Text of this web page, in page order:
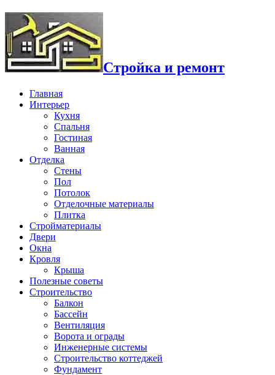
Стройка и ремонт
Главная
Интерьер
Кухня
Спальня
Гостиная
Ванная
Отделка
Стены
Пол
Потолок
Отделочные материалы
Плитка
Стройматериалы
Двери
Окна
Кровля
Крыша
Полезные советы
Строительство
Балкон
Бассейн
Вентиляция
Ворота и ограды
Инженерные системы
Строительство коттеджей
Фундамент